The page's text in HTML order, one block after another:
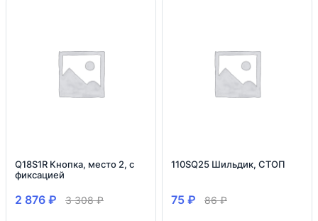
Q18S1R Кнопка, место 2, с
фиксацией
2 876 ₽ 3 308₽
110SQ25 Шильдик, СТОП
75 ₽ 86₽